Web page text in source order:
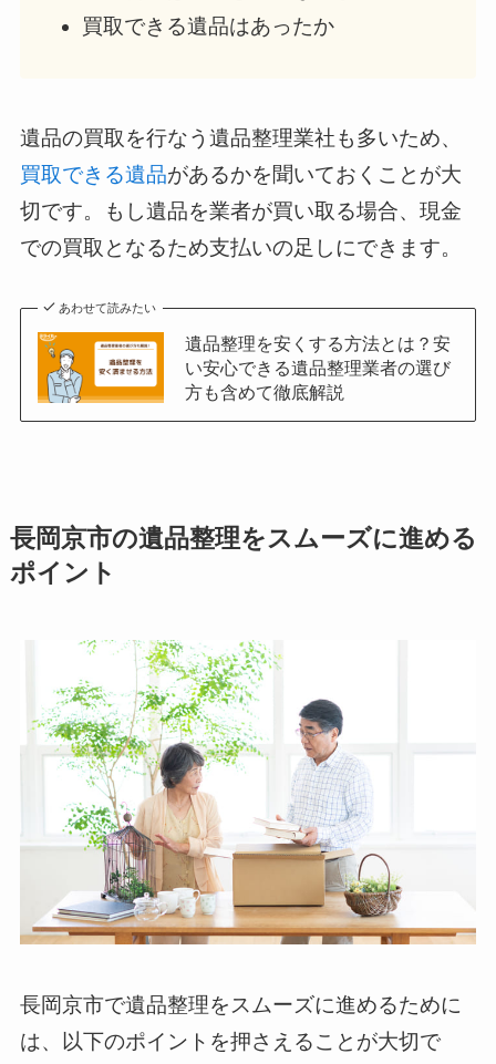
買取できる遺品はあったか
遺品の買取を行なう遺品整理業社も多いため、
買取できる遺品があるかを聞いておくことが大
切です。もし遺品を業者が買い取る場合、現金
での買取となるため支払いの足しにできます。
あわせて読みたい
遺品整理を安くする方法とは？安
い安心できる遺品整理業者の選び
方も含めて徹底解説
長岡京市の遺品整理をスムーズに進める
ポイント
長岡京市で遺品整理をスムーズに進めるために
は、以下のポイントを押さえることが大切で